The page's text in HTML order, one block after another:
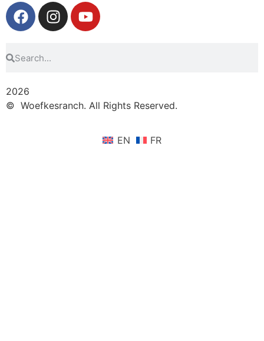
2026
© Woefkesranch. All Rights Reserved.
EN FR